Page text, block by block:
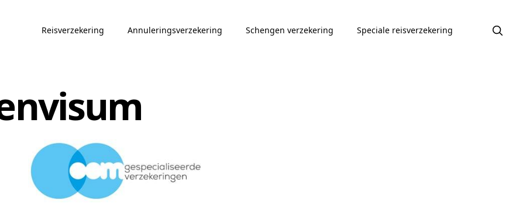
Reisverzekering Annuleringsverzekering Schengen verzekering Speciale reisverzekering